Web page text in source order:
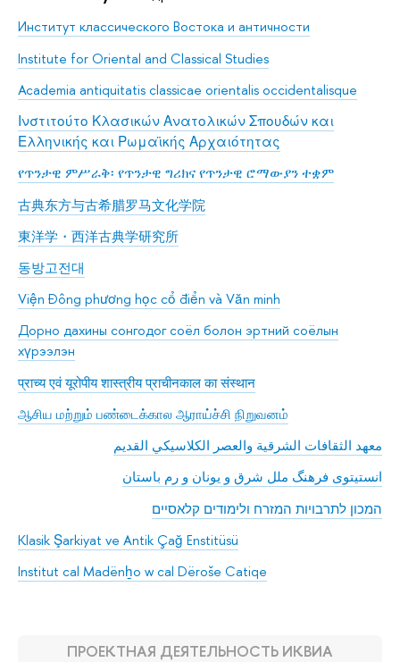
Институт классического Востока и античности
Institute for Oriental and Classical Studies
Academia antiquitatis classicae orientalis occidentalisque
Ινστιτούτο Κλασικών Ανατολικών Σπουδών και
Ελληνικής και Ρωμαϊκής Αρχαιότητας
የጥንታዊ ምሥራቅ፡ የጥንታዊ ግሪክና የጥንታዊ ሮማውያን ተቋም
古典东方与古希腊罗马文化学院
東洋学・西洋古典学研究所
동방고전대
Viện Đông phương học cổ điển và Văn minh
Дорно дахины сонгодог соёл болон эртний соёлын
хүрээлэн
प्राच्य एवं यूरोपीय शास्त्रीय प्राचीनकाल का संस्थान
ஆசிய மற்றும் பண்டைக்கால ஆராய்ச்சி நிறுவனம்
معهد الثقافات الشرقية والعصر الكلاسيكي القديم
انستیتوی فرهنگ ملل شرق و یونان و رم باستان
המכון לתרבויות המזרח ולימודים קלאסיים
Klasik Şarkiyat ve Antik Çağ Enstitüsü
Institut cal Madënẖo w cal Dëroše Catiqe
ПРОЕКТНАЯ ДЕЯТЕЛЬНОСТЬ ИКВИА